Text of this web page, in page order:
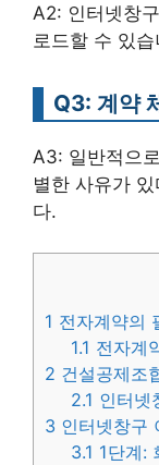
A2: 인터넷창
로드할 수 있
Q3: 계약
A3: 일반적으
별한 사유가
다.
1 전자계약의
1.1 전자계
2 건설공제조
2.1 인터넷
3 인터넷창구
3.1 1단계: